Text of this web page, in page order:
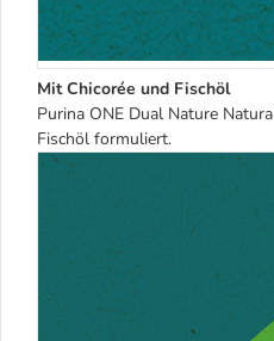
Mit Chicorée und Fischöl
Purina ONE Dual Nature
Fischöl formuliert.